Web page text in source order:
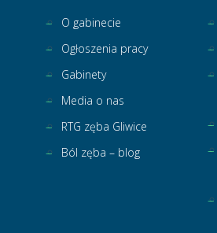
O gabinecie
Ogłoszenia pracy
Gabinety
Media o nas
RTG zęba Gliwice
Ból zęba – blog